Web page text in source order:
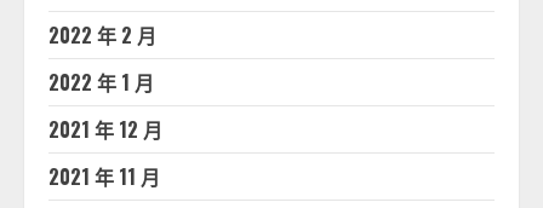
2022 年 2 月
2022 年 1 月
2021 年 12 月
2021 年 11 月